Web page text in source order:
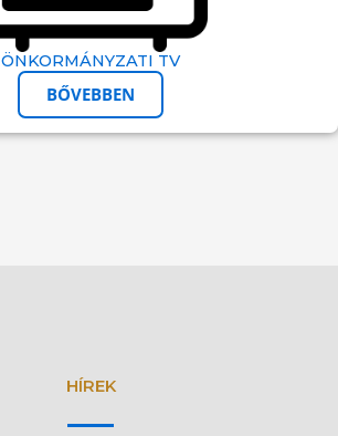
ÖNKORMÁNYZATI TV
BŐVEBBEN
HÍREK